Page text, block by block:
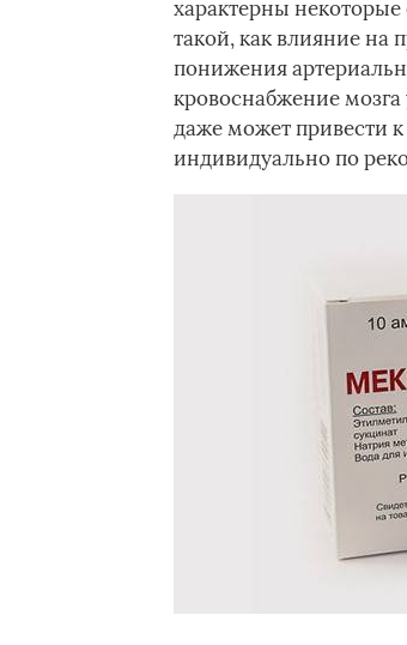
характерны
такой, как влияние на
понижения
кровоснабжение мозга
даже может привести
индивидуально по